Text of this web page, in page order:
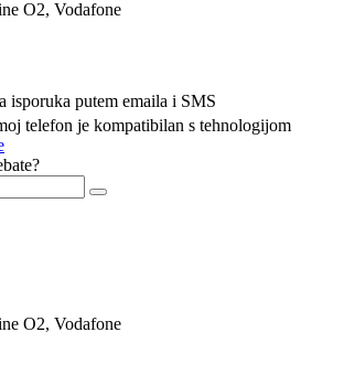
O2, Vodafone
isporuka putem emaila i SMS
telefon je kompatibilan s tehnologijom
O2, Vodafone